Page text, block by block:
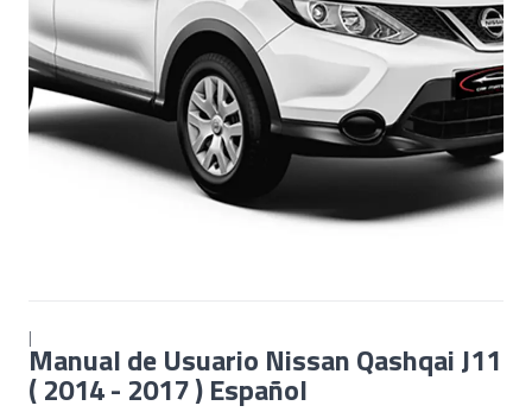
|
Manual de Usuario Nissan Qashqai J11
( 2014 - 2017 ) Español